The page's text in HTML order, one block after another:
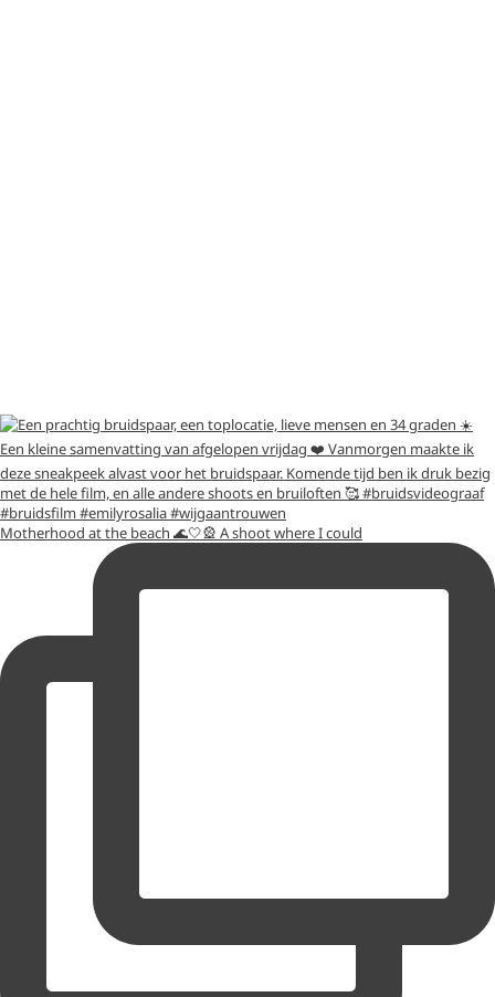
Motherhood at the beach 🌊🤍🎡 A shoot where I could